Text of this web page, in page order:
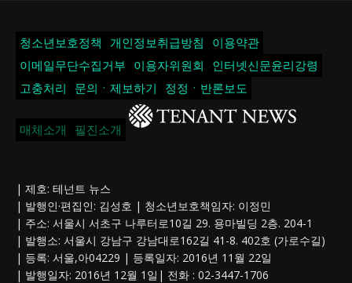
청소년보호정책 개인정보취급방침
이용약관
이메일무단수집거부
이용자위원회
인터넷신문윤리강령
고충처리
문의ㆍ제보하기 정정ㆍ반론보도
매체소개 필진소개
| 제호: 테넌트 뉴스
| 발행인·편집인: 김성호 | 청소년보호책임자: 이정민
| 주소: 서울시 서초구 나루터로10길 29. 용마빌딩 2층. 204-1
| 발행소: 서울시 강남구 강남대로162길 41-8. 402호 (가로수길)
| 등록: 서울,아04229 | 등록일자: 2016년 11월 22일
| 발행일자: 2016년 12월 1일| 전화 : 02-3447-1706